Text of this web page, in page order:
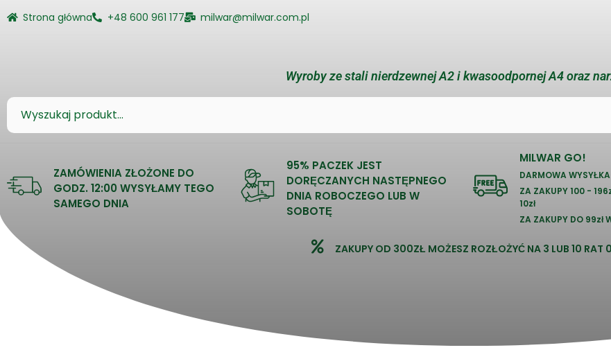
Strona główna +48 600 961 177 milwar@milwar.com.pl
Wyroby ze stali nierdzewnej A2 i kwasoodpornej A4 oraz
ZAMÓWIENIA ZŁOŻONE DO
GODZ. 12:00 WYSYŁAMY TEGO
SAMEGO DNIA
95% PACZEK JEST
DORĘCZANYCH NASTĘPNEGO
DNIA ROBOCZEGO LUB W
SOBOTĘ
MILWAR GO!
DARMOWA
ZA ZAKUPY 100 -
10zł
ZA ZAKUPY DO 99zł
ZAKUPY OD 300ZŁ MOŻESZ ROZŁOŻYĆ NA 3 LUB 10 RAT